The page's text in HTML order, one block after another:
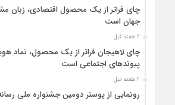
چای فراتر از یک محصول اقتصادی، زبان
جهان است
2 هفته قبل
چای لاهیجان فراتر از یک محصول، نماد
پیوندهای اجتماعی است
2 هفته قبل
رونمایی از پوستر دومین جشنواره ملی